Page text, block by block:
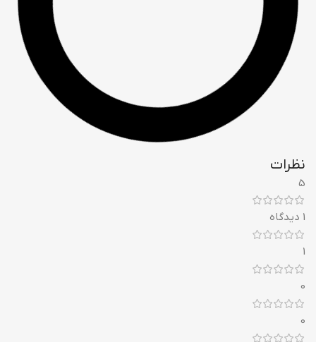
نظرات
5
1 دیدگاه
1
0
0